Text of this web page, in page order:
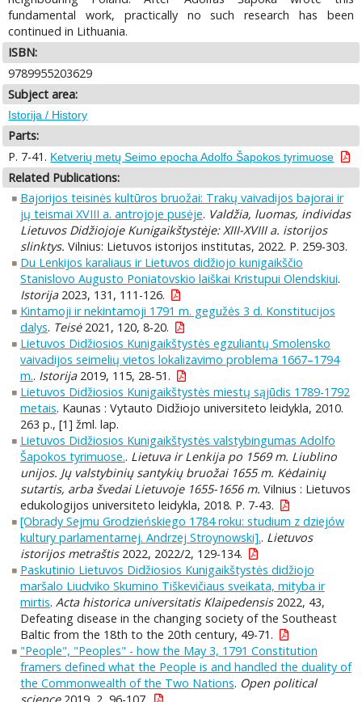
fundamental work, practically no such research has been
continued in Lithuania.
ISBN:
9789955203629
Subject area:
Istorija / History
Parts:
P. 7-41. Ketverių metų Seimo epocha Adolfo Šapokos tyrimuose
Related Publications:
Bajorijos teisinės kultūros bruožai: Trakų vaivadijos bajorai ir
jų teismai XVIII a. antrojoje pusėje. Valdžia, luomas, individas
Lietuvos Didžiojoje Kunigaikštystėje: XIII-XVIII a. istorijos
slinktys. Vilnius: Lietuvos istorijos institutas, 2022. P. 259-303.
Du Lenkijos karaliaus ir Lietuvos didžiojo kunigaikščio
Stanislovo Augusto Poniatovskio laiškai Kristupui Olendskiui.
Istorija2023, 131, 111-126.
Kintamoji ir nekintamoji 1791 m. gegužės 3 d. Konstitucijos
dalys. Teisė2021, 120, 8-20.
Lietuvos Didžiosios Kunigaikštystės egzuliantų Smolensko
vaivadijos seimelių vietos lokalizavimo problema 1667–1794
m.. Istorija2019, 115, 28-51.
Lietuvos Didžiosios Kunigaikštystės miestų sąjūdis 1789-1792
metais. Kaunas : Vytauto Didžiojo universiteto leidykla, 2010.
263 p., [1] žml. lap.
Lietuvos Didžiosios Kunigaikštystės valstybingumas Adolfo
Šapokos tyrimuose.. Lietuva ir Lenkija po 1569 m. Liublino
unijos. Jų valstybinių santykių bruožai 1655 m. Kėdainių
sutartis, arba švedai Lietuvoje 1655-1656 m. Vilnius : Lietuvos
edukologijos universiteto leidykla, 2018. P. 7-43.
[Obrady Sejmu Grodzieńskiego 1784 roku: studium z dziejów
kultury parlamentarnej. Andrzej Stroynowski].. Lietuvos
istorijos metraštis2022, 2022/2, 129-134.
Paskutinio Lietuvos Didžiosios Kunigaikštystės didžiojo
maršalo Liudviko Skumino Tiškevičiaus sveikata, mityba ir
mirtis. Acta historica universitatis Klaipedensis2022, 43,
Defeating disease in the changing society of the Southeast
Baltic from the 18th to the 20th century, 49-71.
"People", "Peoples" - how the May 3, 1791 Constitution
framers defined what the People is and handled the duality of
the Commonwealth of the Two Nations. Open political